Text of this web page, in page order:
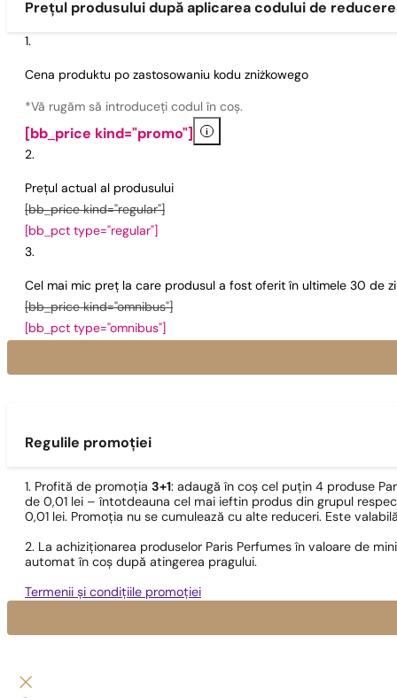
Prețul produsului după aplicarea codului de reducere
Cena produktu po zastosowaniu kodu zniżkowego
*Vă rugăm să introduceți codul în coș.
[bb_price kind="promo"] i
Prețul actual al produsului
[bb_price kind="regular"]
[bb_pct type="regular"]
Cel mai mic preț la care produsul a fost oferit în ultimele 30 de
[bb_price kind="omnibus"]
[bb_pct type="omnibus"]
Regulile promoției
1. Profită de promoția 3+1: adaugă în coș cel puțin 4 produse
de 0,01 lei – întotdeauna cel mai ieftin produs din grupul
0,01 lei. Promoția nu se cumulează cu alte reduceri. Este
2. La achiziționarea produselor Paris Perfumes în valoare de
automat în coș după atingerea pragului.
Termenii și condițiile promoției